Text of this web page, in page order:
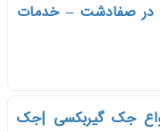
در صفادشت – خدمات
جک گیربکسی |جک